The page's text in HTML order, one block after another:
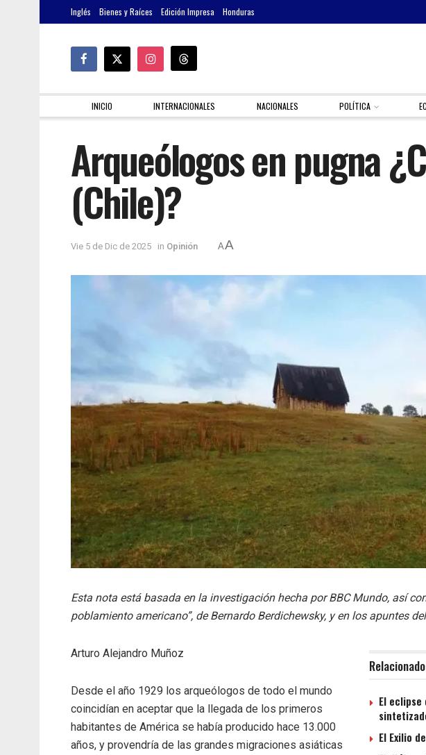
Inglés Bienes y Raíces Edición Impresa Honduras
INICIO INTERNACIONALES NACIONALES POLÍTICA
Arqueólogos en pugna
(Chile)?
Vie 5 de Dic de 2025 in Opinión AA
Esta nota está basada en la investigación hecha por BBC Mundo, así
poblamiento americano”, de Bernardo Berdichewsky, y en los apuntes
El
El Exilio
Arturo Alejandro Muñoz
Desde el año 1929 los arqueólogos de todo el mundo
coincidían en aceptar que la llegada de los primeros
habitantes de América se había producido hace 13.000
años, y provendría de las grandes migraciones asiáticas